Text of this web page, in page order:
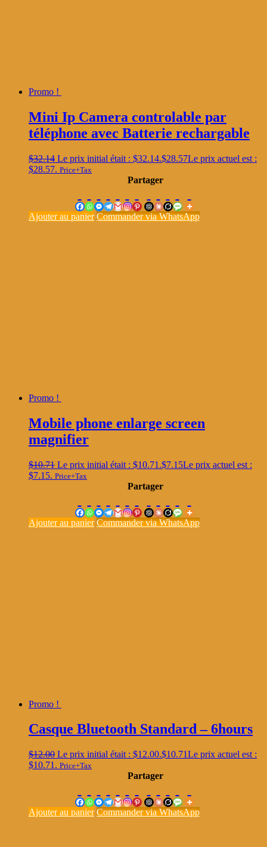
Promo !
Mini Ip Camera controlable par
téléphone avec Batterie rechargable
$32.14 Le prix initial était : $32.14.$28.57Le prix actuel est :
$28.57. Price+Tax
Partager
Ajouter au panier Commander via WhatsApp
Promo !
Mobile phone enlarge screen
magnifier
$10.71 Le prix initial était : $10.71.$7.15Le prix actuel est :
$7.15. Price+Tax
Partager
Ajouter au panier Commander via WhatsApp
Promo !
Casque Bluetooth Standard – 6hours
$12.00 Le prix initial était : $12.00.$10.71Le prix actuel est :
$10.71. Price+Tax
Partager
Ajouter au panier Commander via WhatsApp